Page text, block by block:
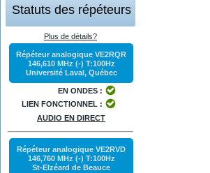
Statuts des répéteurs
Plus de détails?
Répéteur analogique VE2RQR
146,610 MHz (-) T:100Hz
Université Laval, Québec
EN ONDES :
LIEN FONCTIONNEL :
AUDIO EN DIRECT
Répéteur analogique VE2RVD
146,760 MHz (-) T:100Hz
St-Elzéard de Beauce